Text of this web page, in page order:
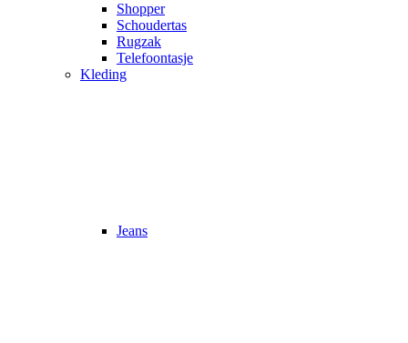
Shopper
Schoudertas
Rugzak
Telefoontasje
Kleding
Jeans